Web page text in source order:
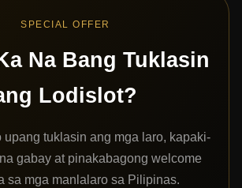
SPECIAL OFFER
Na Bang Tuklasin
Lodislot?
upang tuklasin ang mga laro, kapaki-
gabay at pinakabagong welcome
sa mga manlalaro sa Pilipinas.